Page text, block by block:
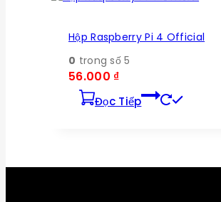
Hộp Raspberry Pi 4 Official
0 trong số 5
56.000 ₫
Đọc Tiếp